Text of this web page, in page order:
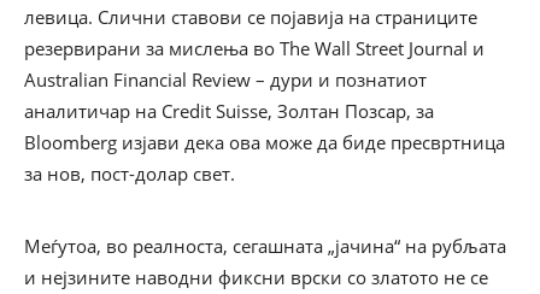
левица. Слични ставови се појавија на страниците
резервирани за мислења во The Wall Street Journal и
Australian Financial Review – дури и познатиот
аналитичар на Credit Suisse, Золтан Позсар, за
Bloomberg изјави дека ова може да биде пресвртница
за нов, пост-долар свет.
Меѓутоа, во реалноста, сегашната „јачина“ на рубљата
и нејзините наводни фиксни врски со златото не се